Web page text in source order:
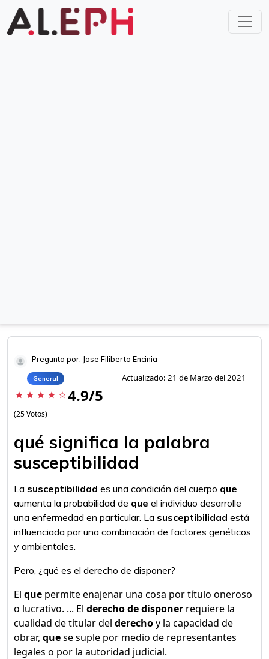
Pregunta por: Jose Filiberto Encinia
General Actualizado: 21 de Marzo del 2021
star star star star star_border 4.9/5
(25 Votos)
qué significa la palabra
susceptibilidad
La susceptibilidad es una condición del cuerpo que
aumenta la probabilidad de que el individuo desarrolle
una enfermedad en particular. La susceptibilidad está
influenciada por una combinación de factores genéticos
y ambientales.
Pero, ¿qué es el derecho de disponer?
El que permite enajenar una cosa por título oneroso
o lucrativo. ... El derecho de disponer requiere la
cualidad de titular del derechoy la capacidad de
obrar, quese suple por medio de representantes
legales o por la autoridad judicial.